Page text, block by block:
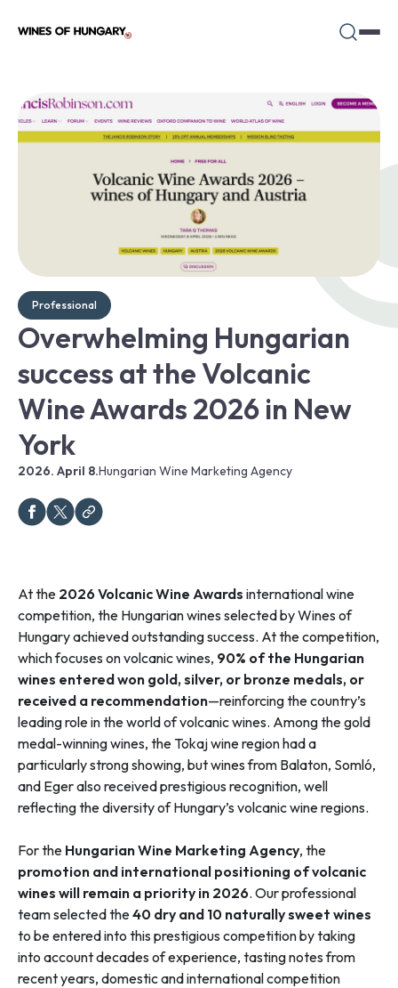
Professional
Overwhelming Hungarian
success at the Volcanic
Wine Awards 2026 in New
York
2026. April 8.Hungarian Wine Marketing Agency
At the 2026 Volcanic Wine Awards international wine
competition, the Hungarian wines selected by Wines of
Hungary achieved outstanding success. At the competition,
which focuses on volcanic wines, 90% of the Hungarian
wines entered won gold, silver, or bronze medals, or
received a recommendation—reinforcing the country’s
leading role in the world of volcanic wines. Among the gold
medal-winning wines, the Tokaj wine region had a
particularly strong showing, but wines from Balaton, Somló,
and Eger also received prestigious recognition, well
reflecting the diversity of Hungary’s volcanic wine regions.
For the Hungarian Wine Marketing Agency, the
promotion and international positioning of volcanic
wines will remain a priority in 2026. Our professional
team selected the40 dry and 10 naturally sweet wines
to be entered into this prestigious competition by taking
into account decades of experience, tasting notes from
recent years, domestic and international competition